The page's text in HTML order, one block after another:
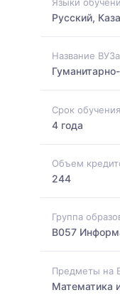
Русский,
Название ВУЗа
Срок обучения
4 года
Объем
244
Группа
B057
Предметы на
Математика